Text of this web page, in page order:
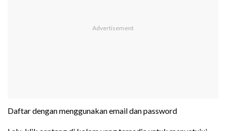
Daftar dengan menggunakan email dan password